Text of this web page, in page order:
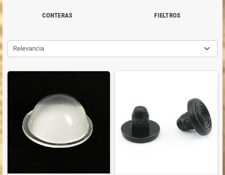
CONTERAS FIELTROS
Relevancia